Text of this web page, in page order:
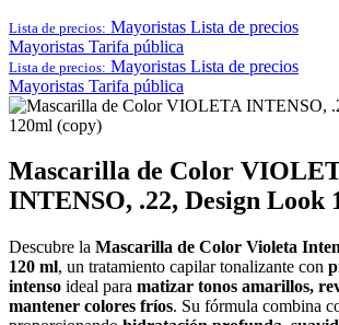
Lista de precios: Mayoristas Lista de precios
Mayoristas Tarifa pública
Lista de precios: Mayoristas Lista de precios
Mayoristas Tarifa pública
Mascarilla de Color
INTENSO, .22, Design Look
Descubre la Mascarilla de Color Violeta
120 ml, un tratamiento capilar tonalizante con
intenso ideal para matizar tonos amarillos,
mantener colores fríos. Su fórmula combina